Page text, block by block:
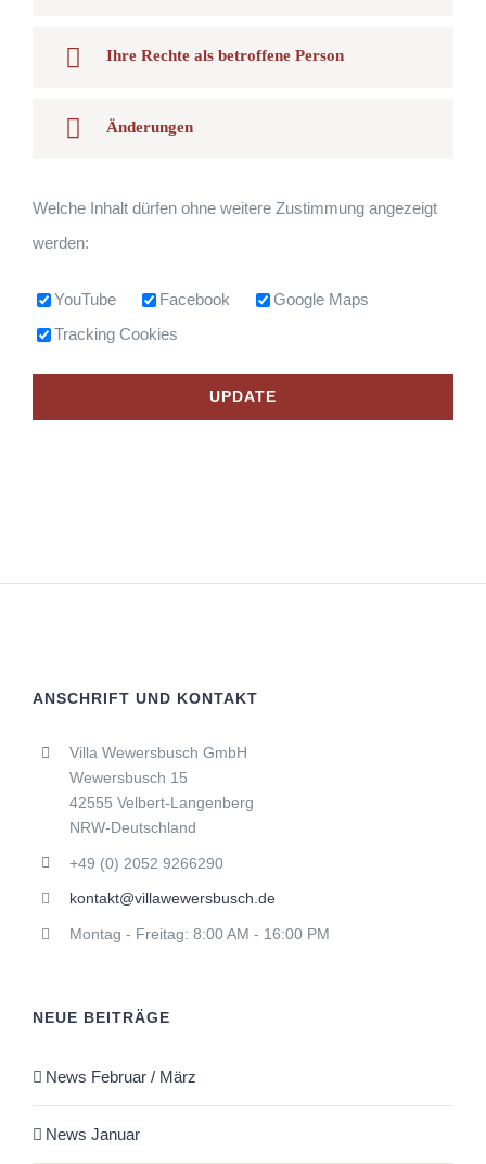
Ihre Rechte als betroffene Person
Änderungen
Welche Inhalt dürfen ohne weitere Zustimmung angezeigt
werden:
YouTube Facebook
Google Maps
Tracking Cookies
ANSCHRIFT UND KONTAKT
Villa Wewersbusch GmbH
Wewersbusch 15
42555 Velbert-Langenberg
NRW-Deutschland
+49 (0) 2052 9266290
kontakt@villawewersbusch.de
Montag - Freitag: 8:00 AM - 16:00 PM
NEUE BEITRÄGE
News Februar / März
News Januar